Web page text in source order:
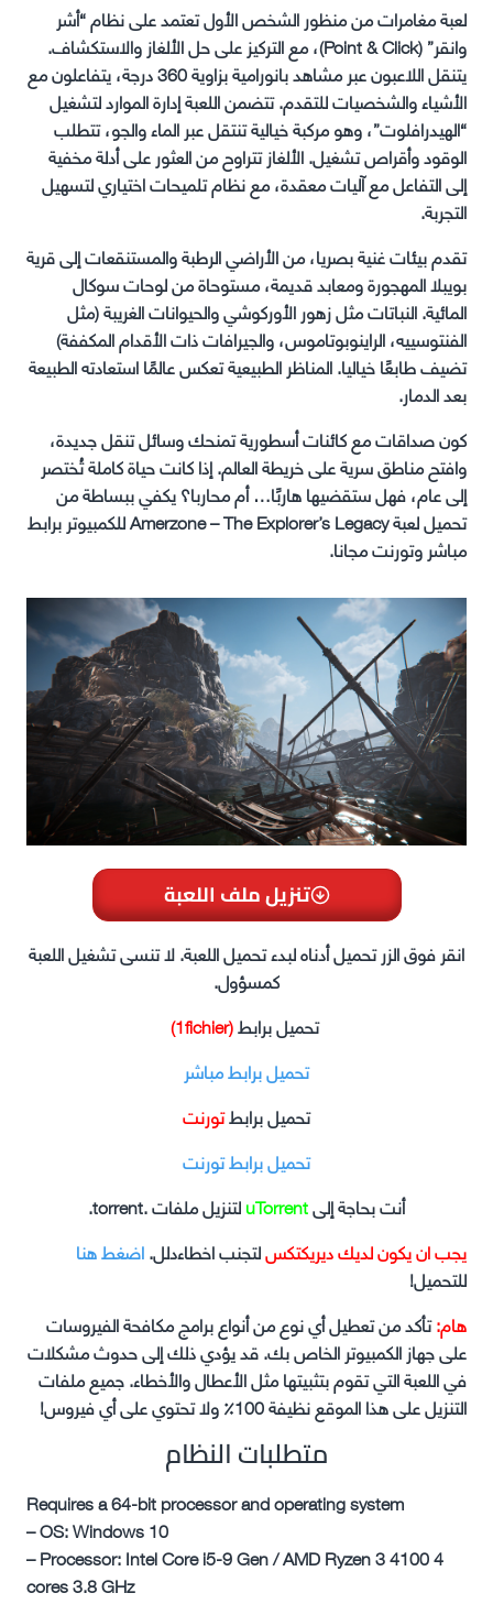
لعبة مغامرات من منظور الشخص الأول تعتمد على نظام “أشر
وانقر” (Point & Click)، مع التركيز على حل الألغاز والاستكشاف.
يتنقل اللاعبون عبر مشاهد بانورامية بزاوية 360 درجة، يتفاعلون مع
الأشياء والشخصيات للتقدم. تتضمن اللعبة إدارة الموارد لتشغيل
“الهيدرافلوت”، وهو مركبة خيالية تنتقل عبر الماء والجو، تتطلب
الوقود وأقراص تشغيل. الألغاز تتراوح من العثور على أدلة مخفية
إلى التفاعل مع آليات معقدة، مع نظام تلميحات اختياري لتسهيل
التجربة.
تقدم بيئات غنية بصريا، من الأراضي الرطبة والمستنقعات إلى قرية
بويبلا المهجورة ومعابد قديمة، مستوحاة من لوحات سوكال
المائية. النباتات مثل زهور الأوركوشي والحيوانات الغريبة (مثل
الفنتوسييه، الراينوبوتاموس، والجيرافات ذات الأقدام المكففة)
تضيف طابعًا خياليا. المناظر الطبيعية تعكس عالمًا استعادته الطبيعة
بعد الدمار.
كون صداقات مع كائنات أسطورية تمنحك وسائل تنقل جديدة،
وافتح مناطق سرية على خريطة العالم. إذا كانت حياة كاملة تُختصر
إلى عام، فهل ستقضيها هاربًا… أم محاربا؟ يكفي ببساطة من
تحميل لعبة Amerzone – The Explorer’s Legacy للكمبيوتر برابط
مباشر وتورنت مجانا.
تنزيل ملف اللعبة
انقر فوق الزر تحميل أدناه لبدء تحميل اللعبة. لا تنسى تشغيل اللعبة
كمسؤول.
تحميل برابط(1fichier)
تحميل برابط مباشر
تحميل برابطتورنت
تحميل برابط تورنت
أنت بحاجة إلىuTorrentلتنزيل ملفات .torrent.
يجب ان يكون لديك ديريكتكسلتجنب اخطاءدلل.اضغط هنا
للتحميل!
هام:تأكد من تعطيل أي نوع من أنواع برامج مكافحة الفيروسات
على جهاز الكمبيوتر الخاص بك. قد يؤدي ذلك إلى حدوث مشكلات
في اللعبة التي تقوم بتثبيتها مثل الأعطال والأخطاء. جميع ملفات
التنزيل على هذا الموقع نظيفة 100٪ ولا تحتوي على أي فيروس!
متطلبات النظام
Requires a 64-bit processor and operating system
– OS: Windows 10
– Processor: Intel Core i5-9 Gen / AMD Ryzen 3 4100 4
cores 3.8 GHz